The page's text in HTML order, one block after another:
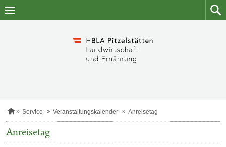
Zum
Zum
S
r
t
Service Veranstaltungskalender Anreisetag
Anreisetag